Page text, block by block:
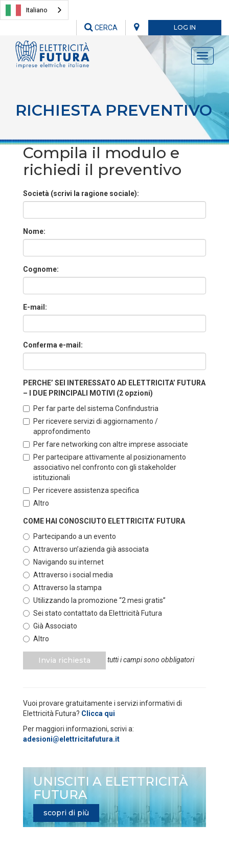
Italiano
LOG IN
CERCA
Toggle
RICHIESTA PREVENTIVO
Compila il modulo e
richiedi il preventivo
Società (scrivi la ragione sociale):
Nome:
Cognome:
E-mail:
Conferma e-mail:
PERCHE’ SEI INTERESSATO AD ELETTRICITA’ FUTURA
– I DUE PRINCIPALI MOTIVI (2 opzioni)
Per far parte del sistema Confindustria
Per ricevere servizi di aggiornamento /
approfondimento
Per fare networking con altre imprese associate
Per partecipare attivamente al posizionamento
associativo nel confronto con gli stakeholder
istituzionali
Per ricevere assistenza specifica
Altro
COME HAI CONOSCIUTO ELETTRICITA’ FUTURA
Partecipando a un evento
Attraverso un’azienda già associata
Navigando su internet
Attraverso i social media
Attraverso la stampa
Utilizzando la promozione “2 mesi gratis”
Sei stato contattato da Elettricità Futura
Già Associato
Altro
Invia richiesta tutti i campi sono obbligatori
Vuoi provare gratuitamente i servizi informativi di
Elettricità Futura? Clicca qui
Per maggiori informazioni, scrivi a:
adesioni@elettricitafutura.it
UNISCITI A ELETTRICITÀ
FUTURA
scopri di più